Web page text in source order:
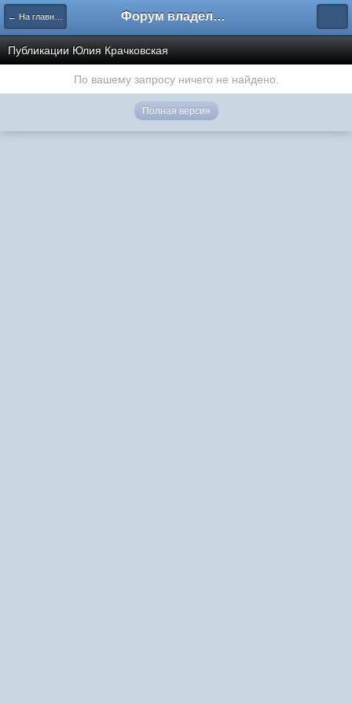
← На главную Форум владельцев интернет-магазинов
Публикации Юлия Крачковская
По вашему запросу ничего не найдено.
Полная версия